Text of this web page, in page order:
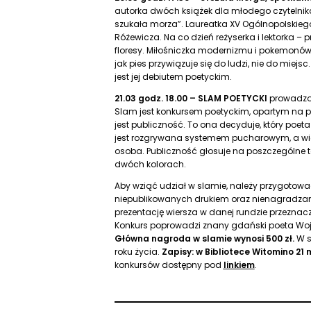
autorka dwóch książek dla młodego
szukała morza”. Laureatka XV
Różewicza. Na co dzień reżyserka i lektorka
floresy. Miłośniczka modernizmu i
jak pies przywiązuje się do ludzi, nie do
jest jej debiutem poetyckim.
21.03 godz. 18.00 – SLAM POETYCKI
Slam jest konkursem poetyckim, opartym na
jest publiczność. To ona decyduje, który
jest rozgrywana systemem pucharowym, a
osoba. Publiczność głosuje na poszczególne
dwóch kolorach.
Aby wziąć udział w slamie, należy
niepublikowanych drukiem oraz
prezentację wiersza w danej rundzie
Konkurs poprowadzi znany gdański poeta
Główna nagroda w slamie wynosi 500 zł.W
roku życia. Zapisy: w Bibliotece Witomino 21
konkursów dostępny pod linkiem.